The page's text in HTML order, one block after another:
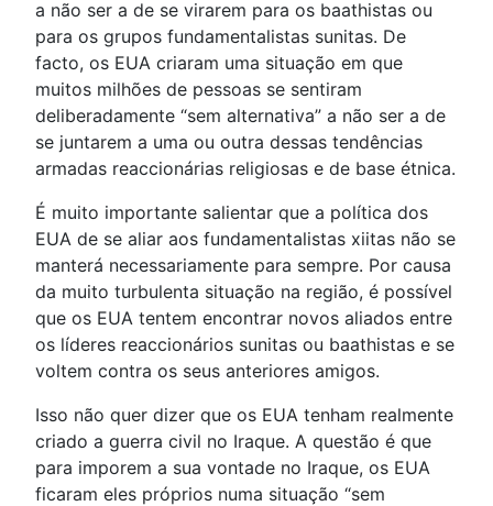
a não ser a de se virarem para os baathistas ou
para os grupos fundamentalistas sunitas. De
facto, os EUA criaram uma situação em que
muitos milhões de pessoas se sentiram
deliberadamente “sem alternativa” a não ser a de
se juntarem a uma ou outra dessas tendências
armadas reaccionárias religiosas e de base étnica.
É muito importante salientar que a política dos
EUA de se aliar aos fundamentalistas xiitas não se
manterá necessariamente para sempre. Por causa
da muito turbulenta situação na região, é possível
que os EUA tentem encontrar novos aliados entre
os líderes reaccionários sunitas ou baathistas e se
voltem contra os seus anteriores amigos.
Isso não quer dizer que os EUA tenham realmente
criado a guerra civil no Iraque. A questão é que
para imporem a sua vontade no Iraque, os EUA
ficaram eles próprios numa situação “sem